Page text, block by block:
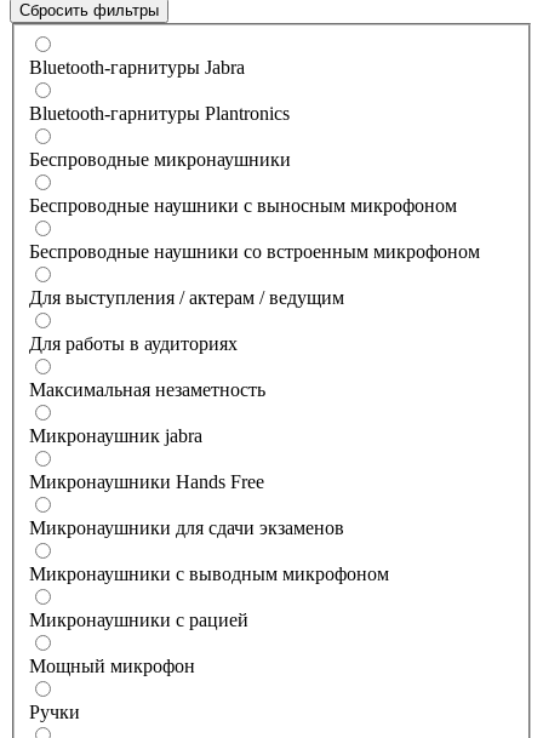
Сбросить фильтры
Bluetooth-гарнитуры Jabra
Bluetooth-гарнитуры Plantronics
Беспроводные микронаушники
Беспроводные наушники с выносным микрофоном
Беспроводные наушники со встроенным микрофоном
Для выступления / актерам / ведущим
Для работы в аудиториях
Максимальная незаметность
Микронаушник jabra
Микронаушники Hands Free
Микронаушники для сдачи экзаменов
Микронаушники с выводным микрофоном
Микронаушники с рацией
Мощный микрофон
Ручки